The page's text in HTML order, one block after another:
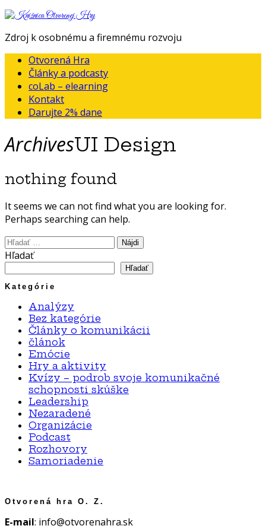
Knižnica
Hry
Zdroj k osobnému a firemnému rozvoju
Otvorená Hra
Články a podcasty
coLab – elearning
Kontakt
Darujte 2% dane
ArchivesUI Design
nothing found
It seems we can not find what you are looking for.
Perhaps searching can help.
Hľadať:
Hľadať
Hľadať
Kategórie
Analýzy
Bez kategórie
Články o komunikácii
článok
Emócie
Hry a aktivity
Kvízy – podrob svoje komunikačné
schopnosti skúške
Leadership
Nezaradené
Organizácie
Podcast
Rozhovory
Samoriadenie
Otvorená hra O. Z.
E-mail: info@otvorenahra.sk